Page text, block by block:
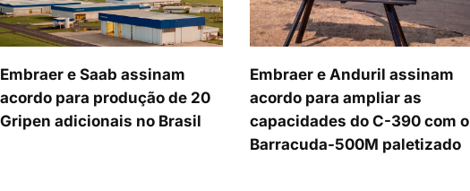
Embraer e Saab assinam
acordo para produção de 20
Gripen adicionais no Brasil
Embraer e Anduril assinam
acordo para ampliar as
capacidades do C-390 com o
Barracuda-500M paletizado